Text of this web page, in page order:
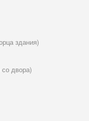
здания)
двора)